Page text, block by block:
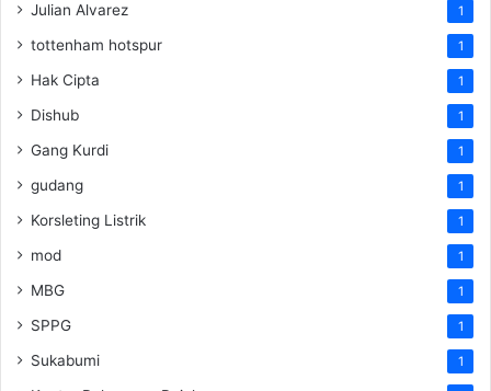
Julian Alvarez 1
tottenham hotspur 1
Hak Cipta 1
Dishub 1
Gang Kurdi 1
gudang 1
Korsleting Listrik 1
mod 1
MBG 1
SPPG 1
Sukabumi 1